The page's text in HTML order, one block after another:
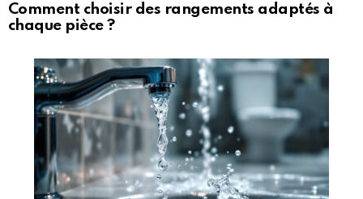
Comment choisir des rangements adaptés à
chaque pièce ?